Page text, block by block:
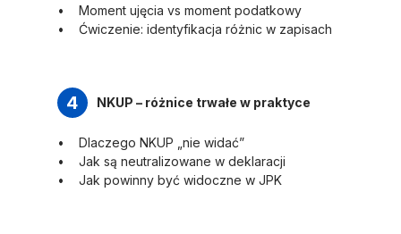
Moment ujęcia vs moment podatkowy
Ćwiczenie: identyfikacja różnic w zapisach
4 NKUP – różnice trwałe w praktyce
Dlaczego NKUP „nie widać”
Jak są neutralizowane w deklaracji
Jak powinny być widoczne w JPK